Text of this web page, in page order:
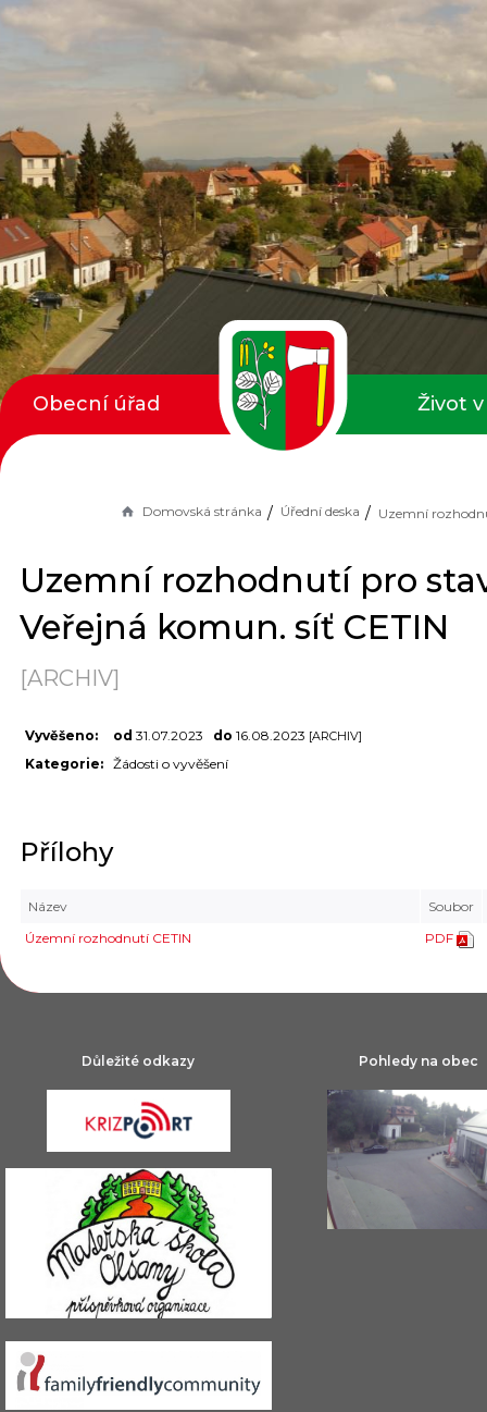
Domovská stránka Úřední deska
Uzemní rozhodnutí pro
Veřejná komun. síť CETIN
[ARCHIV]
Vyvěšeno: od 31.07.2023 do 16.08.2023 [ARCHIV]
Kategorie: Žádosti o vyvěšení
Přílohy
Název
Soubor
Územní rozhodnutí CETIN
PDF
Obecní úřad Život
Důležité odkazy Pohledy na obec